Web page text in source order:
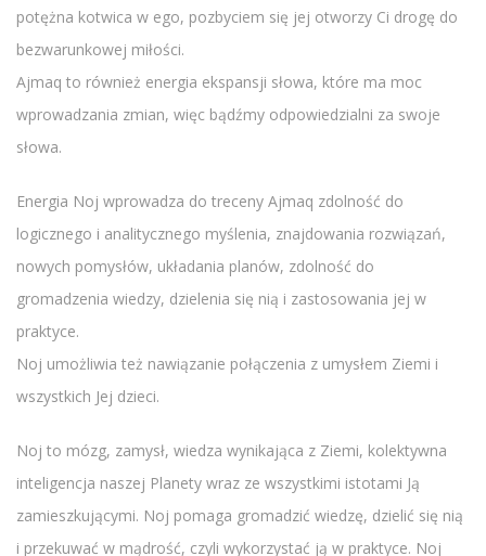
potężna kotwica w ego, pozbyciem się jej otworzy Ci drogę do
bezwarunkowej miłości.
Ajmaq to również energia ekspansji słowa, które ma moc
wprowadzania zmian, więc bądźmy odpowiedzialni za swoje
słowa.
Energia Noj wprowadza do treceny Ajmaq zdolność do
logicznego i analitycznego myślenia, znajdowania rozwiązań,
nowych pomysłów, układania planów, zdolność do
gromadzenia wiedzy, dzielenia się nią i zastosowania jej w
praktyce.
Noj umożliwia też nawiązanie połączenia z umysłem Ziemi i
wszystkich Jej dzieci.
Noj to mózg, zamysł, wiedza wynikająca z Ziemi, kolektywna
inteligencja naszej Planety wraz ze wszystkimi istotami Ją
zamieszkującymi. Noj pomaga gromadzić wiedzę, dzielić się nią
i przekuwać w mądrość, czyli wykorzystać ją w praktyce. Noj